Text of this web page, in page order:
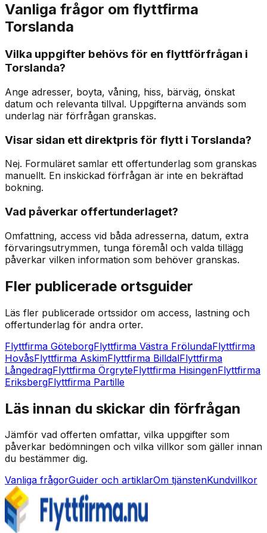
Vanliga frågor om flyttfirma
Torslanda
Vilka uppgifter behövs för en flyttförfrågan i
Torslanda?
Ange adresser, boyta, våning, hiss, bärväg, önskat
datum och relevanta tillval. Uppgifterna används som
underlag när förfrågan granskas.
Visar sidan ett direktpris för flytt i Torslanda?
Nej. Formuläret samlar ett offertunderlag som granskas
manuellt. En inskickad förfrågan är inte en bekräftad
bokning.
Vad påverkar offertunderlaget?
Omfattning, access vid båda adresserna, datum, extra
förvaringsutrymmen, tunga föremål och valda tillägg
påverkar vilken information som behöver granskas.
Fler publicerade ortsguider
Läs fler publicerade ortssidor om access, lastning och
offertunderlag för andra orter.
Flyttfirma GöteborgFlyttfirma Västra FrölundaFlyttfirma
HovåsFlyttfirma AskimFlyttfirma BilldalFlyttfirma
LångedragFlyttfirma ÖrgryteFlyttfirma HisingenFlyttfirma
EriksbergFlyttfirma Partille
Läs innan du skickar din förfrågan
Jämför vad offerten omfattar, vilka uppgifter som
påverkar bedömningen och vilka villkor som gäller innan
du bestämmer dig.
Vanliga frågorGuider och artiklarOm tjänstenKundvillkor